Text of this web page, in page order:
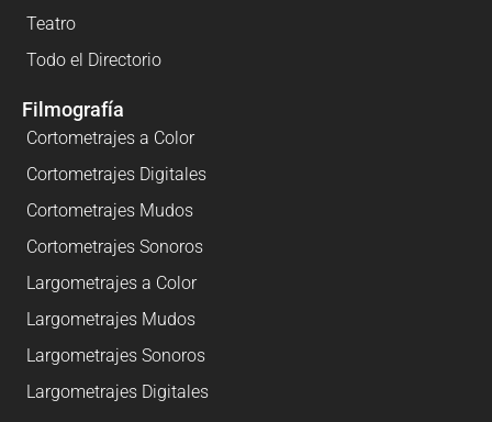
Teatro
Todo el Directorio
Filmografía
Cortometrajes a Color
Cortometrajes Digitales
Cortometrajes Mudos
Cortometrajes Sonoros
Largometrajes a Color
Largometrajes Mudos
Largometrajes Sonoros
Largometrajes Digitales